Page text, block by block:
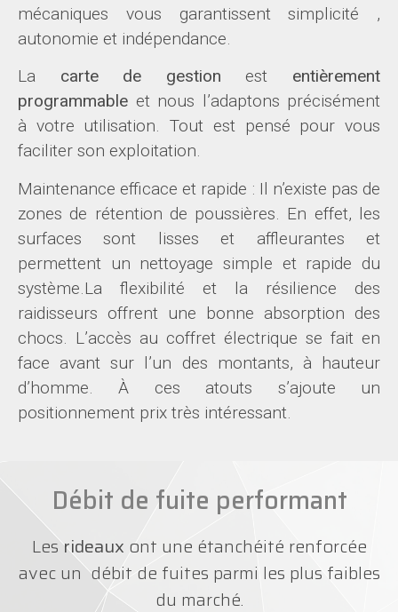
mécaniques vous garantissent simplicité ,
autonomie et indépendance.
La carte de gestion est entièrement
programmable et nous l’adaptons précisément
à votre utilisation. Tout est pensé pour vous
faciliter son exploitation.
Maintenance efficace et rapide : Il n’existe pas de
zones de rétention de poussières. En effet, les
surfaces sont lisses et affleurantes et
permettent un nettoyage simple et rapide du
système.La flexibilité et la résilience des
raidisseurs offrent une bonne absorption des
chocs. L’accès au coffret électrique se fait en
face avant sur l’un des montants, à hauteur
d’homme. À ces atouts s’ajoute un
positionnement prix très intéressant.
Débit de fuite performant
Lesrideaux ont une étanchéité renforcée
avec un débit de fuites parmi les plus faibles
du marché.